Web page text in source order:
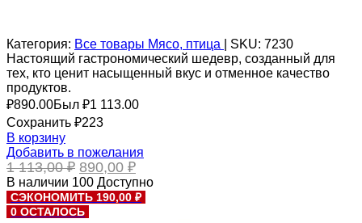
Категория: Все товары Мясо, птица SKU: 7230
Настоящий гастрономический шедевр, созданный для
тех, кто ценит насыщенный вкус и отменное качество
продуктов.
₽890.00Был ₽1 113.00
Сохранить ₽223
В корзину
Добавить в пожелания
1 113,00₽ Первоначальная
цена
составляла
1
890,00 ₽Текущая
цена:
890,00 ₽.
В наличии 100 Доступно
СЭКОНОМИТЬ 190,00 ₽
0 ОСТАЛОСЬ